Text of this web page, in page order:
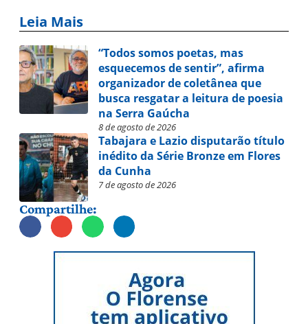
Leia Mais
“Todos somos poetas, mas
esquecemos de sentir”, afirma
organizador de coletânea que
busca resgatar a leitura de poesia
na Serra Gaúcha
8 de agosto de 2026
Tabajara e Lazio disputarão título
inédito da Série Bronze em Flores
da Cunha
7 de agosto de 2026
Compartilhe: